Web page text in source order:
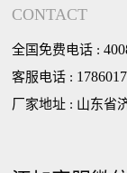
CONTACT
全国免费电话 :
客服电话 :
厂家地址 : 山东省